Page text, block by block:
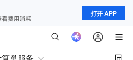
打开 APP